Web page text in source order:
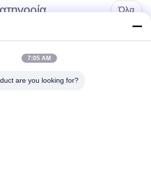
Όλα
Μόνωση από PVC
καλωδίου
θωρακισμένο
7:05 AM
are you looking for?